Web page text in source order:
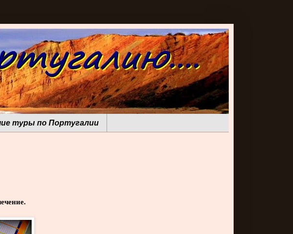
туры по Португалии